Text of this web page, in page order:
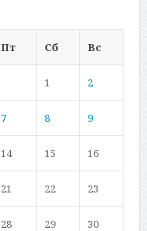
Пт Сб Вс
1 2
7 8 9
14 15 16
21 22 23
28 29 30